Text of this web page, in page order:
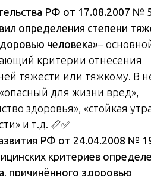
РФ от 17.08.2007 №
определения степени
человека»–
критерии отнесения
тяжести или тяжкому. В
для жизни вред»,
здоровья», «стойкая
и т.д. 📏✅
РФ от 24.04.2008 №
критериев
причинённого здоровью